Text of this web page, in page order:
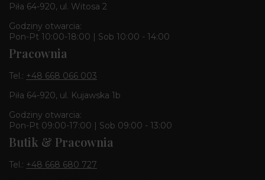
Piła 64-920, ul. Witosa 2
Godziny otwarcia:
Pon-Pt 10:00-18:00 | Sob 10:00 - 14:00
Pracownia
Tel.: +48 668 066 003
Piła 64-920, ul. Kujawska 1b
Godziny otwarcia:
Pon-Pt 09:00-17:00 | Sob 09:00 - 13:00
Butik & Pracownia
Tel.: +48 668 680 727